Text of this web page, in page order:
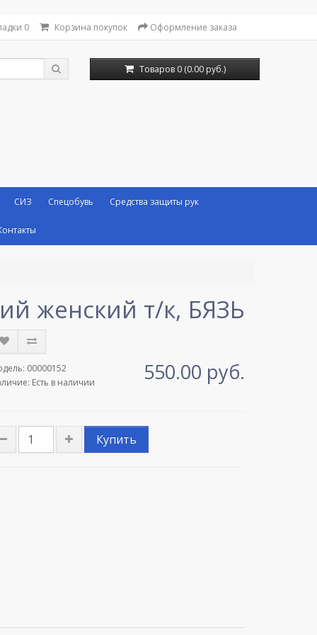
0 Корзина покупок Оформление заказа
Товаров 0 (0.00 руб.)
СИЗ Спецобувь Средства защиты рук
женский т/к, БЯЗЬ
00000152
Есть в наличии
550.00 руб.
Купить